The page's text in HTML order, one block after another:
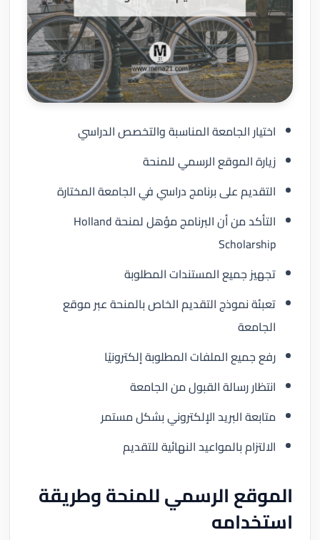
اختيار الجامعة المناسبة والتخصص الدراسي
زيارة الموقع الرسمي للمنحة
التقديم على برنامج دراسي في الجامعة المختارة
التأكد من أن البرنامج مؤهل لمنحة Holland
Scholarship
تجهيز جميع المستندات المطلوبة
تعبئة نموذج التقديم الخاص بالمنحة عبر موقع
الجامعة
رفع جميع الملفات المطلوبة إلكترونيًا
انتظار رسالة القبول من الجامعة
متابعة البريد الإلكتروني بشكل مستمر
الالتزام بالمواعيد النهائية للتقديم
الموقع الرسمي للمنحة وطريقة
استخدامه